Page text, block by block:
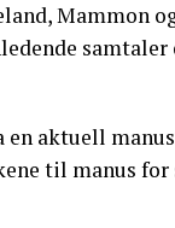
Mammon
aktuell
til manus for